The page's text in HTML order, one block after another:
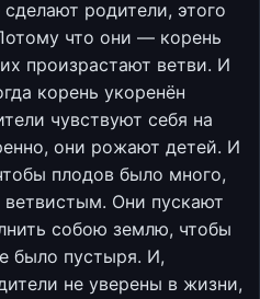
родители, этого
что они — корень
произрастают ветви. И
корень укоренён
чувствуют себя на
они рожают детей. И
плодов было много,
Они пускают
собою землю, чтобы
было пустыря. И,
не уверены в жизни,